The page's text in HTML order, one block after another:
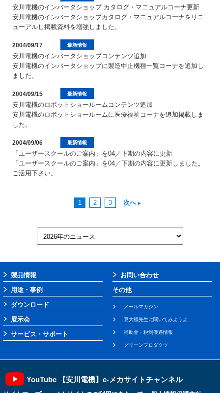
安川電機のインバータショップ カタログ・マニュアルコーナ更新
安川電機のインバータショップカタログ・マニュアルコーナをリニ
ューアルし掲載資料を増強しました。
最新情報
2004/09/17
安川電機のインバータショップコンテンツ追加
安川電機のインバータショップに製造中止機種一覧コーナを追加し
ました。
最新情報
2004/09/15
安川電機のロボットショールームコンテンツ追加
安川電機のロボットショールームに医療福祉コーナを追加掲載しま
した。
最新情報
2004/09/06
「ユーザースクールのご案内」を04／下期の内容に更新
「ユーザースクールのご案内」を04／下期の内容に更新しました。
ご活用下さい。
1 2 3 次へ
製品情報
用途・事例
ダウンロード
展示会
サービス・サポート
お問い合わせ
その他
メールマガジン
豆大福先生に聞いてみようよ
補助金・税制優遇情報
グリーンプロダクツ
YouTube 【安川電機】e-メカサイトチャンネル